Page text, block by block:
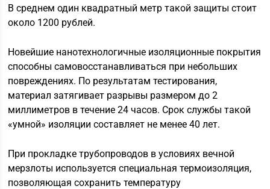
В среднем один квадратный метр такой защиты стоит
около 1200 рублей.
Новейшие нанотехнологичные изоляционные покрытия
способны самовосстанавливаться при небольших
повреждениях. По результатам тестирования,
материал затягивает разрывы размером до 2
миллиметров в течение 24 часов. Срок службы такой
«умной» изоляции составляет не менее 40 лет.
При прокладке трубопроводов в условиях вечной
мерзлоты используется специальная термоизоляция,
позволяющая сохранить температуру